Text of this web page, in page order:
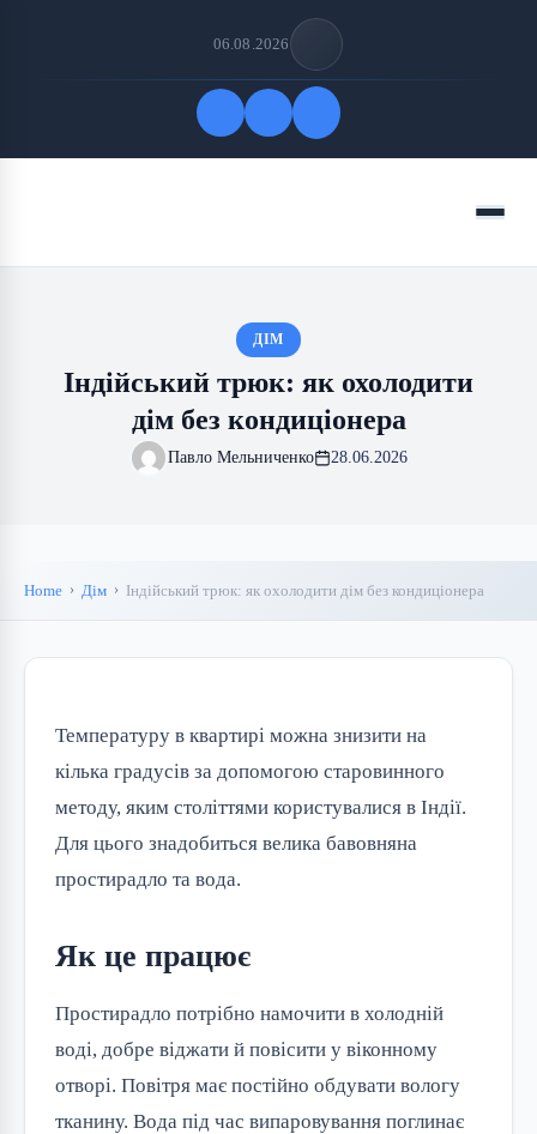
06.08.2026
Menu
ДІМ
Індійський трюк: як охолодити
дім без кондиціонера
Павло Мельниченко 28.06.2026
Home Дім Індійський трюк: як охолодити дім без кондиціонера
Температуру в квартирі можна знизити на
кілька градусів за допомогою старовинного
методу, яким століттями користувалися в Індії.
Для цього знадобиться велика бавовняна
простирадло та вода.
Як це працює
Простирадло потрібно намочити в холодній
воді, добре віджати й повісити у віконному
отворі. Повітря має постійно обдувати вологу
тканину. Вода під час випаровування поглинає